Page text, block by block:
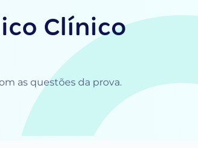
Clínico
as questões da prova.